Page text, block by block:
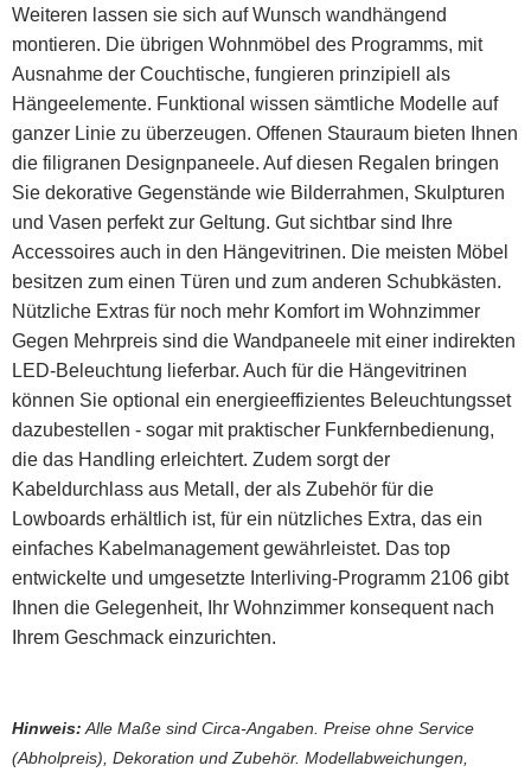
Weiteren lassen sie sich auf Wunsch wandhängend
montieren. Die übrigen Wohnmöbel des Programms, mit
Ausnahme der Couchtische, fungieren prinzipiell als
Hängeelemente. Funktional wissen sämtliche Modelle auf
ganzer Linie zu überzeugen. Offenen Stauraum bieten Ihnen
die filigranen Designpaneele. Auf diesen Regalen bringen
Sie dekorative Gegenstände wie Bilderrahmen, Skulpturen
und Vasen perfekt zur Geltung. Gut sichtbar sind Ihre
Accessoires auch in den Hängevitrinen. Die meisten Möbel
besitzen zum einen Türen und zum anderen Schubkästen.
Nützliche Extras für noch mehr Komfort im Wohnzimmer
Gegen Mehrpreis sind die Wandpaneele mit einer indirekten
LED-Beleuchtung lieferbar. Auch für die Hängevitrinen
können Sie optional ein energieeffizientes Beleuchtungsset
dazubestellen - sogar mit praktischer Funkfernbedienung,
die das Handling erleichtert. Zudem sorgt der
Kabeldurchlass aus Metall, der als Zubehör für die
Lowboards erhältlich ist, für ein nützliches Extra, das ein
einfaches Kabelmanagement gewährleistet. Das top
entwickelte und umgesetzte Interliving-Programm 2106 gibt
Ihnen die Gelegenheit, Ihr Wohnzimmer konsequent nach
Ihrem Geschmack einzurichten.
Hinweis: Alle Maße sind Circa-Angaben. Preise ohne Service
(Abholpreis), Dekoration und Zubehör. Modellabweichungen,